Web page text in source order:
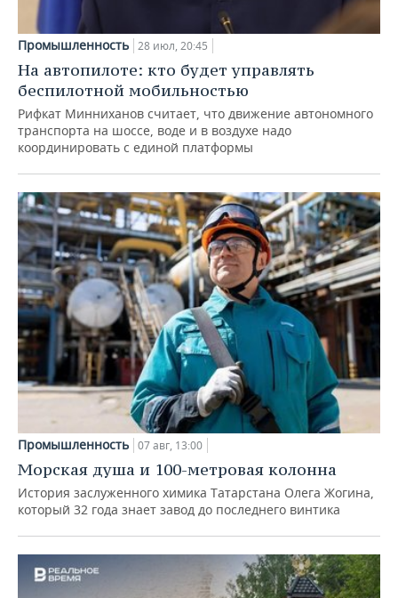
Промышленность 28 июл, 20:45
На автопилоте: кто будет управлять
беспилотной мобильностью
Рифкат Минниханов считает, что движение автономного
транспорта на шоссе, воде и в воздухе надо
координировать с единой платформы
Промышленность 07 авг, 13:00
Морская душа и 100-метровая колонна
История заслуженного химика Татарстана Олега Жогина,
который 32 года знает завод до последнего винтика